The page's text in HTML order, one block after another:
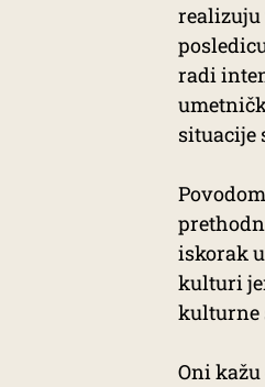
realizuju
radi
situacije
iskorak
kulturi
kulturne
Oni